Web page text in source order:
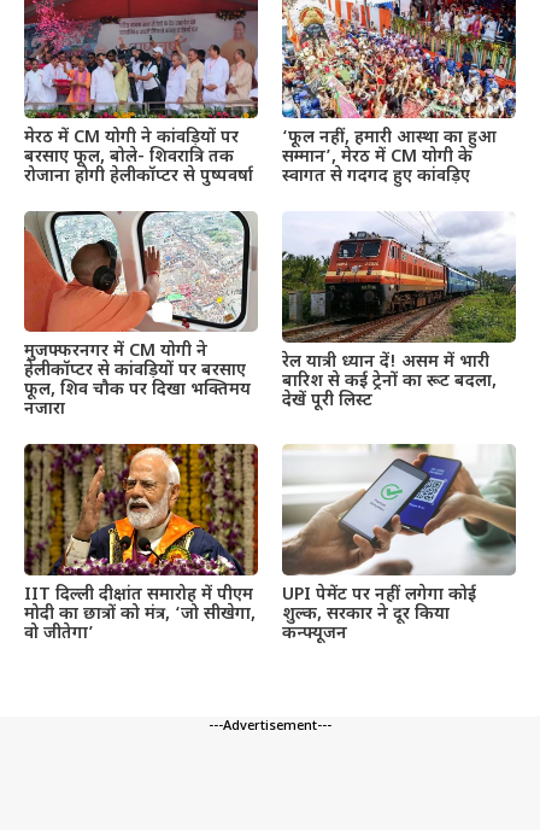
मेरठ में CM योगी ने कांवड़ियों पर
बरसाए फूल, बोले- शिवरात्रि तक
रोजाना होगी हेलीकॉप्टर से पुष्पवर्षा
‘फूल नहीं, हमारी आस्था का हुआ
सम्मान’, मेरठ में CM योगी के
स्वागत से गदगद हुए कांवड़िए
मुजफ्फरनगर में CM योगी ने
हेलीकॉप्टर से कांवड़ियों पर बरसाए
फूल, शिव चौक पर दिखा भक्तिमय
नजारा
रेल यात्री ध्यान दें! असम में भारी
बारिश से कई ट्रेनों का रूट बदला,
देखें पूरी लिस्ट
IIT दिल्ली दीक्षांत समारोह में पीएम
मोदी का छात्रों को मंत्र, ‘जो सीखेगा,
वो जीतेगा’
UPI पेमेंट पर नहीं लगेगा कोई
शुल्क, सरकार ने दूर किया
कन्फ्यूजन
---Advertisement---